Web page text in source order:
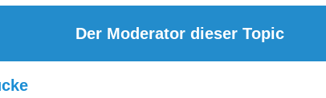
Der Moderator dieser Topic